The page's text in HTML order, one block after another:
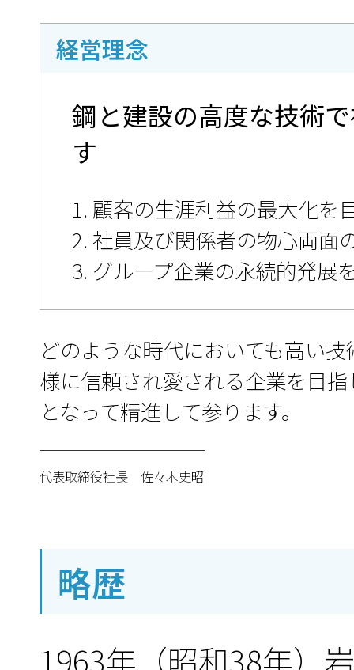
経営理念
鋼と建設の高度な技術
す
1. 顧客の生涯利益の最大化を
2. 社員及び関係者の物心両面
3. グループ企業の永続的発展
どのような時代においても高い
様に信頼され愛される企業を目
となって精進して参ります。
代表取締役社長 佐々木史昭
略歴
1963年（昭和38年）